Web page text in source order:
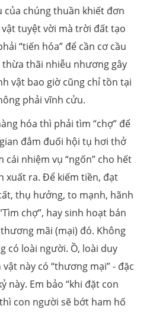
của chúng thuần khiết đơn
tuyệt vời mà trời đất tạo
“tiến hóa” để cần cơ cầu
thãi nhiễu nhương gây
vật bao giờ cũng chỉ tồn tại
phải vĩnh cửu.
hóa thì phải tìm “chợ” để
đắm đuối hội tụ hơi thở
cái nhiệm vụ “ngốn” cho hết
xuất ra. Để kiếm tiền, đạt
thụ hưởng, to mạnh, hãnh
chợ”, hay sinh hoạt bán
mãi (mại) đó. Không
có loài người. Ồ, loài duy
này có “thương mại” - đặc
này. Em bảo “khi đặt con
con người sẽ bớt ham hố